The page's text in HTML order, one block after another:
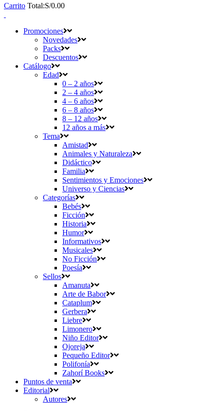
Carrito Total:S/0.00
Promociones
Novedades
Packs
Descuentos
Catálogo
Edad
0 – 2 años
2 – 4 años
4 – 6 años
6 – 8 años
8 – 12 años
12 años a más
Tema
Amistad
Animales y Naturaleza
Didáctico
Familia
Sentimientos y Emociones
Universo y Ciencias
Categorías
Bebés
Ficción
Historia
Humor
Informativos
Musicales
No Ficción
Poesía
Sellos
Amanuta
Arte de Babor
Cataplum
Gerbera
Liebre
Limonero
Niño Editor
Ojoreja
Pequeño Editor
Polifonía
Zahorí Books
Puntos de venta
Editorial
Autores